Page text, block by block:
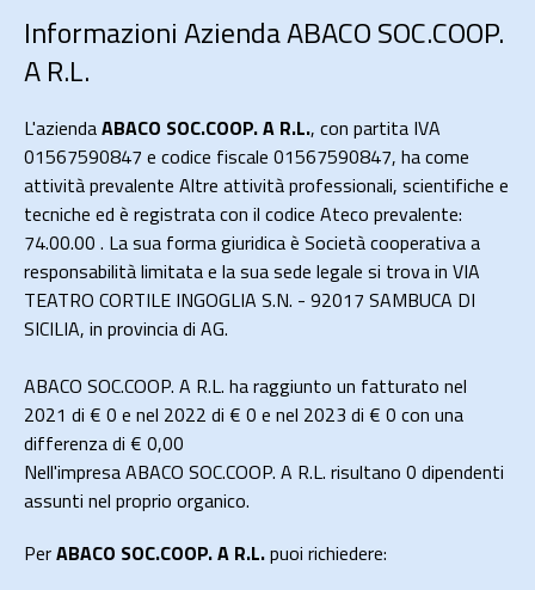
Informazioni Azienda ABACO SOC.COOP.
A R.L.
L'aziendaABACO SOC.COOP. A R.L., con partita IVA
01567590847 e codice fiscale 01567590847, ha come
attività prevalente Altre attività professionali, scientifiche e
tecniche ed è registrata con il codice Ateco prevalente:
74.00.00 . La sua forma giuridica è Società cooperativa a
responsabilità limitata e la sua sede legale si trova in VIA
TEATRO CORTILE INGOGLIA S.N. - 92017 SAMBUCA DI
SICILIA, in provincia di AG.
ABACO SOC.COOP. A R.L. ha raggiunto un fatturato nel
2021 di € 0 e nel 2022 di € 0 e nel 2023 di € 0 con una
differenza di € 0,00
Nell'impresa ABACO SOC.COOP. A R.L. risultano 0 dipendenti
assunti nel proprio organico.
PerABACO SOC.COOP. A R.L.puoi richiedere: